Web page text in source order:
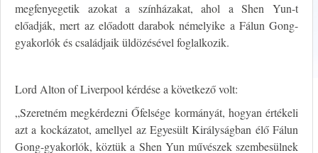
megfenyegetik azokat a színházakat, ahol a Shen Yun-t
előadják, mert az előadott darabok némelyike a Fálun Gong-
gyakorlók és családjaik üldözésével foglalkozik.
Lord Alton of Liverpool kérdése a következő volt:
„Szeretném megkérdezni Őfelsége kormányát, hogyan értékeli
azt a kockázatot, amellyel az Egyesült Királyságban élő Fálun
Gong-gyakorlók, köztük a Shen Yun művészek szembesülnek